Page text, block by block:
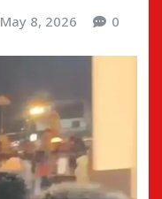
May 8, 2026 0